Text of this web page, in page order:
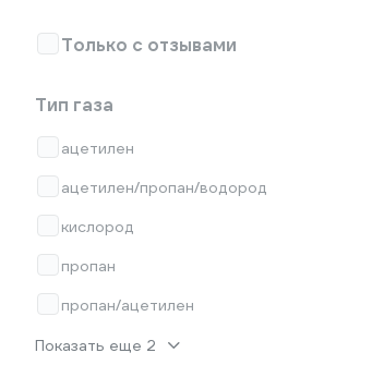
Только с отзывами
Тип газа
ацетилен
ацетилен/пропан/водород
кислород
пропан
пропан/ацетилен
Показать еще 2